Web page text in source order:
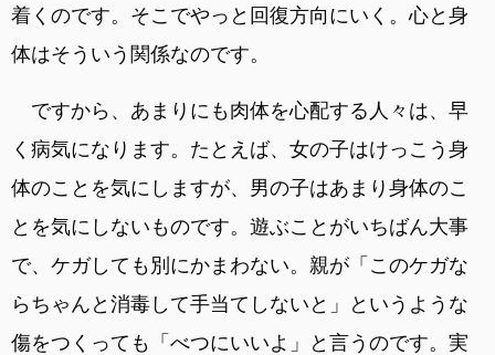
着くのです。そこでやっと回復方向にいく。心と身
体はそういう関係なのです。
ですから、あまりにも肉体を心配する人々は、早
く病気になります。たとえば、女の子はけっこう身
体のことを気にしますが、男の子はあまり身体のこ
とを気にしないものです。遊ぶことがいちばん大事
で、ケガしても別にかまわない。親が「このケガな
らちゃんと消毒して手当てしないと」というような
傷をつくっても「べつにいいよ」と言うのです。実